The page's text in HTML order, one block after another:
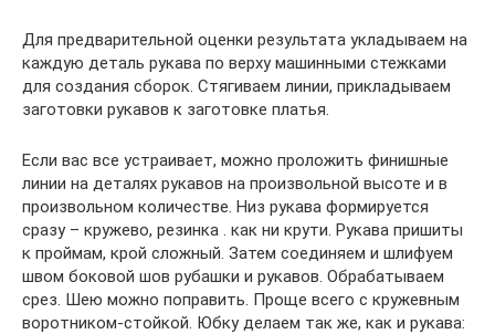
Для предварительной оценки результата укладываем на
каждую деталь рукава по верху машинными стежками
для создания сборок. Стягиваем линии, прикладываем
заготовки рукавов к заготовке платья.
Если вас все устраивает, можно проложить финишные
линии на деталях рукавов на произвольной высоте и в
произвольном количестве. Низ рукава формируется
сразу – кружево, резинка . как ни крути. Рукава пришиты
к проймам, крой сложный. Затем соединяем и шлифуем
швом боковой шов рубашки и рукавов. Обрабатываем
срез. Шею можно поправить. Проще всего с кружевным
воротником-стойкой. Юбку делаем так же, как и рукава: